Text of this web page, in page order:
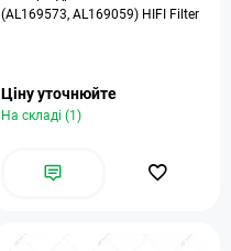
(AL169573, AL169059) HIFI Filter
Ціну уточнюйте
На складі (1)